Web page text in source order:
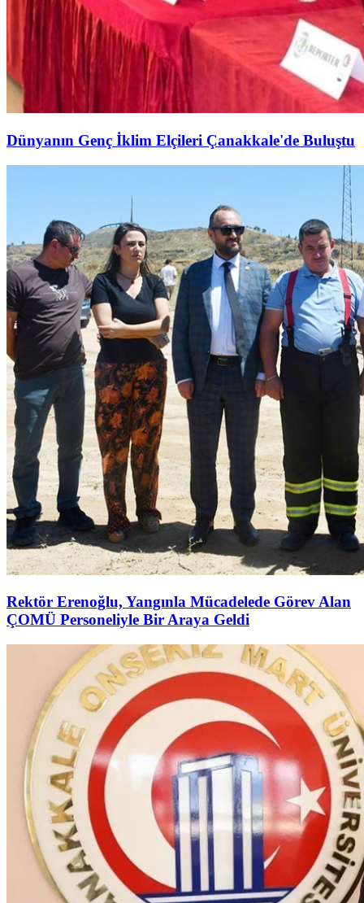
Dünyanın Genç İklim Elçileri Çanakkale'de Buluştu
Rektör Erenoğlu, Yangınla Mücadelede Görev Alan
ÇOMÜ Personeliyle Bir Araya Geldi